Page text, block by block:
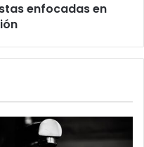
enfocadas en